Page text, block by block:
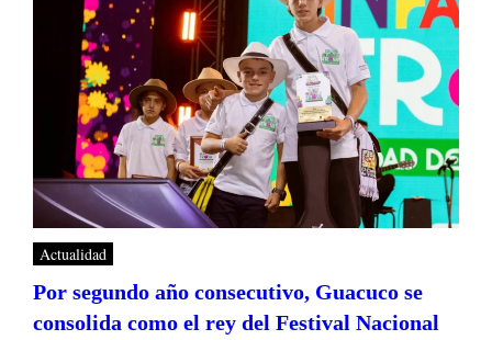
Actualidad
Por segundo año consecutivo, Guacuco se
consolida como el rey del Festival Nacional